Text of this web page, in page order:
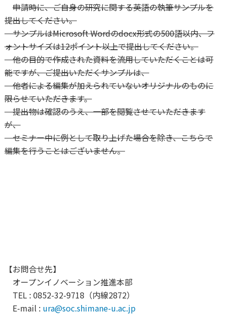
申請時に、ご自身の研究に関する英語の執筆サンプルを
提出してください。
サンプルはMicrosoft Wordのdocx形式の500語以内、フ
ォントサイズは12ポイント以上で提出してください。
他の目的で作成された資料を流用していただくことは可
能ですが、ご提出いただくサンプルは、
他者による編集が加えられていないオリジナルのものに
限らせていただきます。
提出物は確認のうえ、一部を閲覧させていただきます
が、
セミナー中に例として取り上げた場合を除き、こちらで
編集を行うことはございません。
【お問合せ先】
オープンイノベーション推進本部
TEL : 0852-32-9718（内線2872）
E-mail : ura@soc.shimane-u.ac.jp